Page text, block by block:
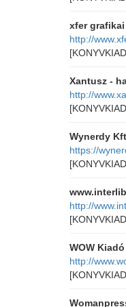
xfer
http://
Xantusz -
http://
Wynerdy
https://
http://
WOW Kiadó
http://